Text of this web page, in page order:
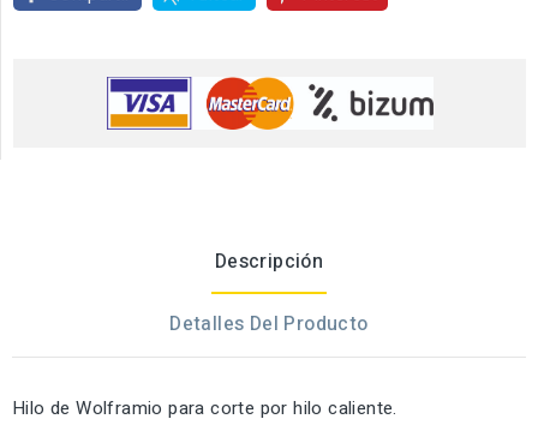
Descripción
Detalles Del Producto
Hilo de Wolframio para corte por hilo caliente.